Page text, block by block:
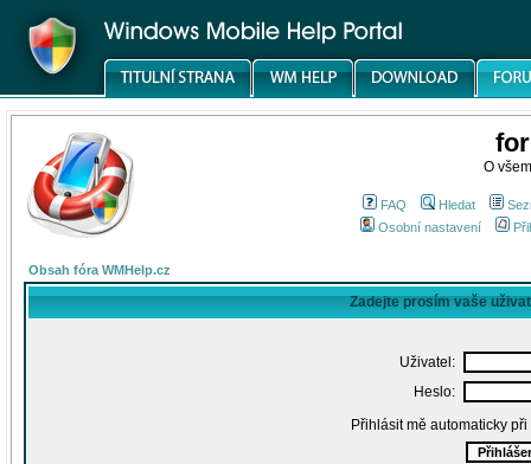
O
FAQ Hledat
Osobní nastavení
Obsah fóra WMHelp.cz
Zadejte prosím vaše
Uživatel:
Heslo:
Přihlásit mě automaticky